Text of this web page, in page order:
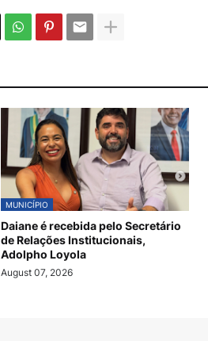
MUNICÍPIO
Daiane é recebida pelo Secretário
de Relações Institucionais,
Adolpho Loyola
August 07, 2026